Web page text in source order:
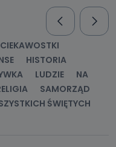
CIEKAWOSTKI
HISTORIA
LUDZIE
NA
SAMORZĄD
ŚWIĘTYCH